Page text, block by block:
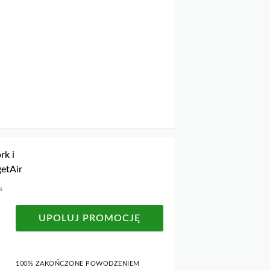
i
UPOLUJ PROMOCJĘ
100% ZAKOŃCZONE POWODZENIEM